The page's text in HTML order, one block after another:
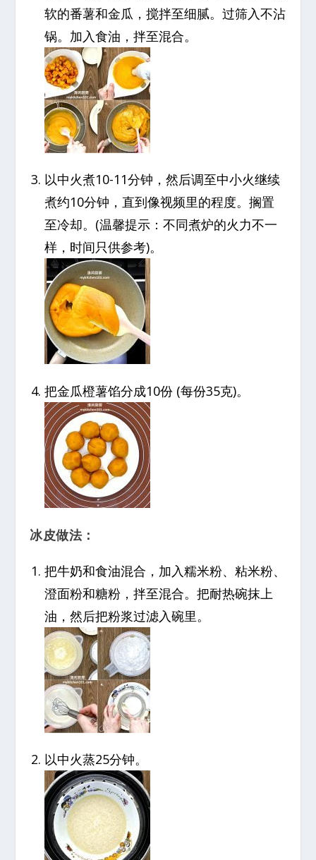
软的番薯和金瓜，搅拌至细腻。过筛入不沾
锅。加入食油，拌至混合。
以中火煮10-11分钟，然后调至中小火继续
煮约10分钟，直到像视频里的程度。搁置
至冷却。(温馨提示：不同煮炉的火力不一
样，时间只供参考)。
把金瓜橙薯馅分成10份 (每份35克)。
冰皮做法：
把牛奶和食油混合，加入糯米粉、粘米粉、
澄面粉和糖粉，拌至混合。把耐热碗抹上
油，然后把粉浆过滤入碗里。
以中火蒸25分钟。